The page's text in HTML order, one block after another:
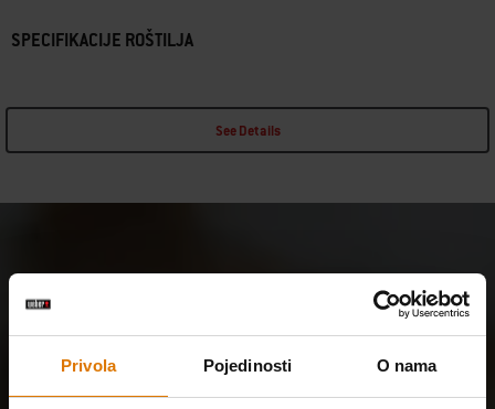
Privola Pojedinosti O nama
SPECIFIKACIJE ROŠTILJA
See Details